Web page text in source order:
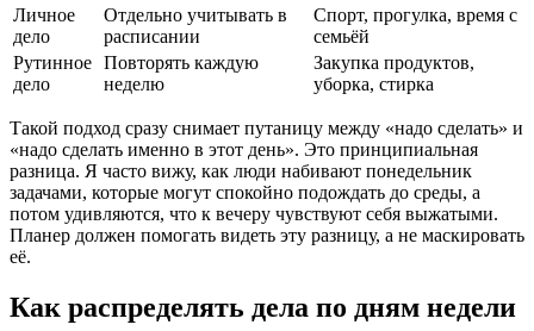
Личное
дело
Отдельно учитывать в
расписании
Спорт, прогулка, время с
семьёй
Рутинное
дело
Повторять каждую
неделю
Закупка продуктов,
уборка, стирка
Такой подход сразу снимает путаницу между «надо сделать» и
«надо сделать именно в этот день». Это принципиальная
разница. Я часто вижу, как люди набивают понедельник
задачами, которые могут спокойно подождать до среды, а
потом удивляются, что к вечеру чувствуют себя выжатыми.
Планер должен помогать видеть эту разницу, а не маскировать
её.
Как распределять дела по дням недели